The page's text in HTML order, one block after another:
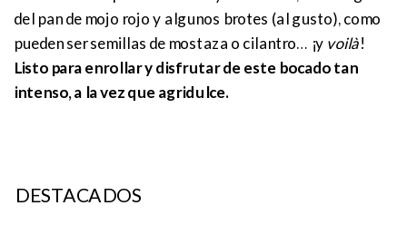
del pan de mojo rojo y algunos brotes (al gusto), como
pueden ser semillas de mostaza o cilantro… ¡y voilà!
Listo para enrollar y disfrutar de este bocado tan
intenso, a la vez que agridulce.
DESTACADOS